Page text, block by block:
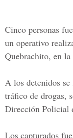
Cinco personas
un operativo
Quebrachito, en
A los detenidos
tráfico de drogas,
Dirección Policial
Los capturados